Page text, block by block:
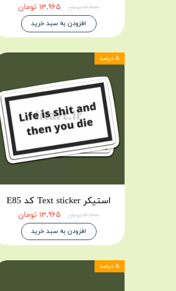
۱۴,۷۰۰ تومان ۱۳,۹۶۵ تومان
افزودن به سبد خرید
استیکر Text sticker کد E85
۱۴,۷۰۰ تومان ۱۳,۹۶۵ تومان
افزودن به سبد خرید
۵ درصد
۵ درصد